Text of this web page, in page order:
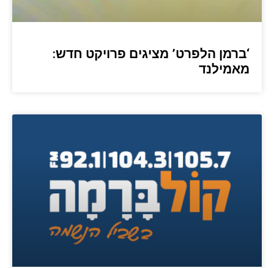
‘ברמן הלפרט’ מציגים פרויקט חדש:
מאמילנד